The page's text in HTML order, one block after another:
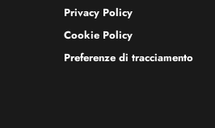
Privacy Policy
Cookie Policy
Preferenze di tracciamento